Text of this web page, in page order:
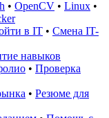
• OpenCV • Linux •
в IT • Смена IT-
навыков
• Проверка
• Резюме для